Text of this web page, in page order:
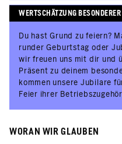
WERTSCHÄTZUNG
Du hast Grund zu feiern?
runder Geburtstag oder
wir freuen uns mit dir und
Präsent zu deinem
kommen unsere Jubilare
Feier ihrer
WORAN WIR GLAUBEN